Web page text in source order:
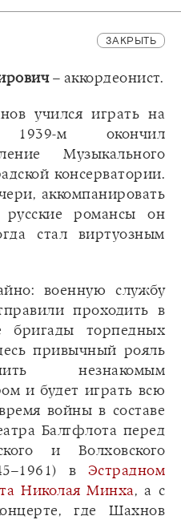
ЗАКРЫТЬ
– аккордеонист.
учился играть на
м окончил
Музыкального
консерватории.
аккомпанировать
романсы он
стал виртуозным
военную службу
проходить в
бригады торпедных
привычный рояль
незнакомым
и будет играть всю
войны в составе
Балтфлота перед
и Волховского
в Эстрадном
Николая Минха, а с
где Шахнов